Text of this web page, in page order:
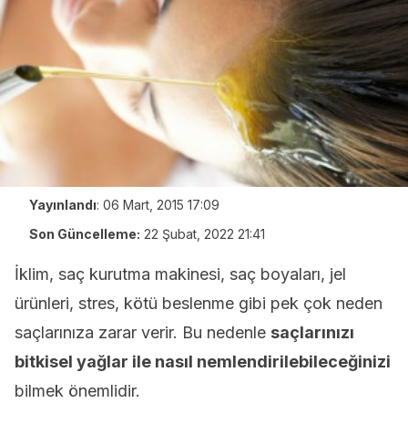
Yayınlandı: 06 Mart, 2015 17:09
Son Güncelleme: 22 Şubat, 2022 21:41
İklim, saç kurutma makinesi, saç boyaları, jel
ürünleri, stres, kötü beslenme gibi pek çok neden
saçlarınıza zarar verir. Bu nedenle saçlarınızı
bitkisel yağlar ile nasıl nemlendirilebileceğinizi
bilmek önemlidir.